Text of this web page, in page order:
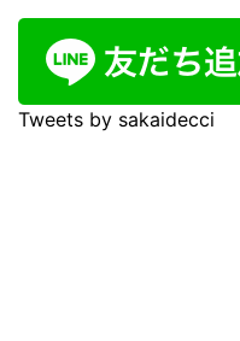
Tweets by sakaidecci